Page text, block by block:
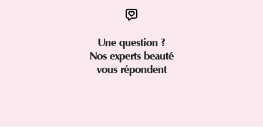
Une question ?
Nos experts beauté
vous répondent